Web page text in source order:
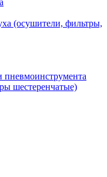
(осушители, фильтры,
пневмоинструмента
шестеренчатые)